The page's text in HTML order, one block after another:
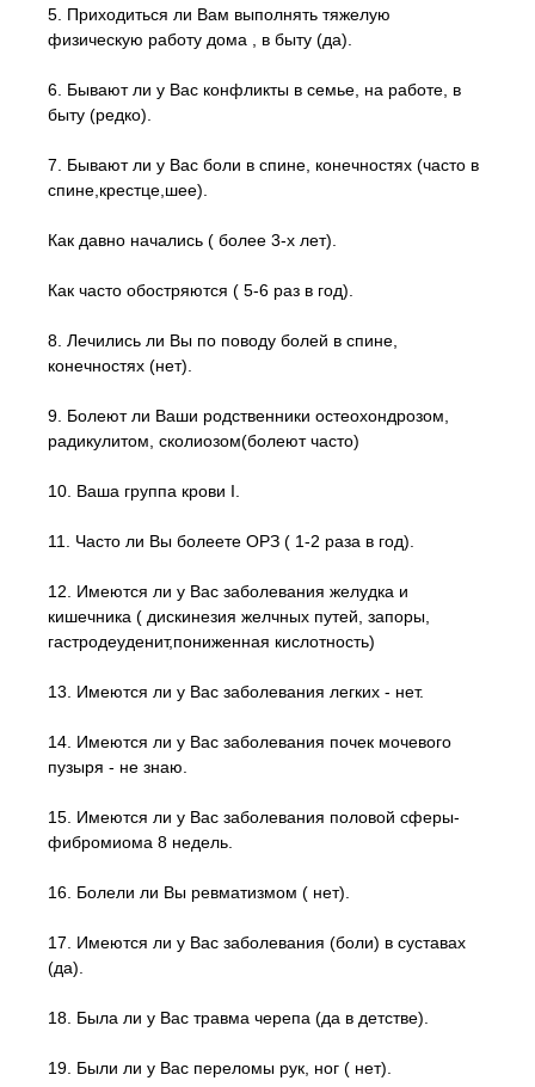
5. Приходиться ли Вам выполнять тяжелую
физическую работу дома , в быту (да).
6. Бывают ли у Вас конфликты в семье, на работе, в
быту (редко).
7. Бывают ли у Вас боли в спине, конечностях (часто в
спине,крестце,шее).
Как давно начались ( более 3-х лет).
Как часто обостряются ( 5-6 раз в год).
8. Лечились ли Вы по поводу болей в спине,
конечностях (нет).
9. Болеют ли Ваши родственники остеохондрозом,
радикулитом, сколиозом(болеют часто)
10. Ваша группа крови І.
11. Часто ли Вы болеете ОРЗ ( 1-2 раза в год).
12. Имеются ли у Вас заболевания желудка и
кишечника ( дискинезия желчных путей, запоры,
гастродеуденит,пониженная кислотность)
13. Имеются ли у Вас заболевания легких - нет.
14. Имеются ли у Вас заболевания почек мочевого
пузыря - не знаю.
15. Имеются ли у Вас заболевания половой сферы-
фибромиома 8 недель.
16. Болели ли Вы ревматизмом ( нет).
17. Имеются ли у Вас заболевания (боли) в суставах
(да).
18. Была ли у Вас травма черепа (да в детстве).
19. Были ли у Вас переломы рук, ног ( нет).